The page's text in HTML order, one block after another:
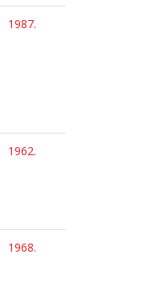
1987.
1962.
1968.